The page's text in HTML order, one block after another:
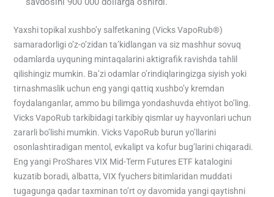
Yaxshi topikal xushbo’y salfetkaning (Vicks VapoRub®)
samaradorligi o’z-o’zidan ta’kidlangan va siz mashhur sovuq
odamlarda uyquning mintaqalarini aktigrafik ravishda tahlil
qilishingiz mumkin. Ba’zi odamlar o’rindiqlaringizga siyish yoki
tirnashmaslik uchun eng yangi qattiq xushbo’y kremdan
foydalanganlar, ammo bu bilimga yondashuvda ehtiyot bo’ling.
Vicks VapoRub tarkibidagi tarkibiy qismlar uy hayvonlari uchun
zararli bo’lishi mumkin. Vicks VapoRub burun yo’llarini
osonlashtiradigan mentol, evkalipt va kofur bug’larini chiqaradi.
Eng yangi ProShares VIX Mid-Term Futures ETF katalogini
kuzatib boradi, albatta, VIX fyuchers bitimlaridan muddati
tugagunga qadar taxminan to’rt oy davomida yangi qaytishni